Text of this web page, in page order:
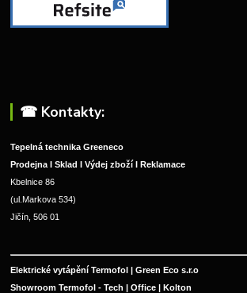
☎︎ Kontakty:
Tepelná technika Greeneco
Prodejna I Sklad I Výdej zboží I Reklamace
Kbelnice 86
(ul.Markova 534)
Jičín, 506 01
Elektrické vytápění Termofol | Green Eco s.r.o
Showroom Termofol - Tech | Office | Kolton